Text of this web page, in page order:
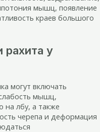
мышц, появление
краев большого
рахита у
могут включать
мышц,
на лбу, а также
черепа и деформация